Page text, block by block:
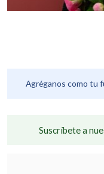
Agréganos como tu
Suscríbete a